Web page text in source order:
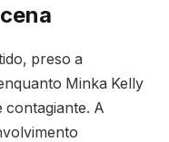
preso a
Minka Kelly
contagiante. A